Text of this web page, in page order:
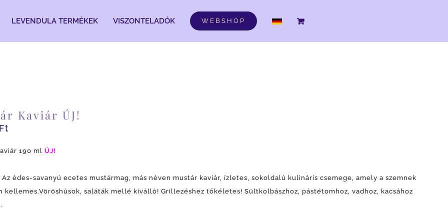
LEVENDULA TERMÉKEK VISZONTELADÓK WEBSHOP DE
Kaviár ÚJ!
Ft
190 ml ÚJ!
édes-savanyú ecetes mustármag, más néven mustár kaviár, ízletes, sokoldalú kulináris csemege, amely a szemnek
kellemes.Vöröshúsok, saláták mellé kiválló! Grillezéshez tőkéletes! Sültkolbászhoz, pástétomhoz, vadhoz, kacsához